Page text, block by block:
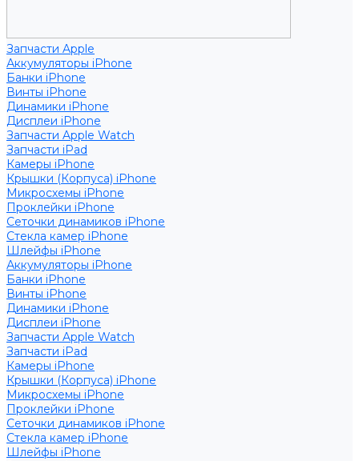
Запчасти Apple
Аккумуляторы iPhone
Банки iPhone
Винты iPhone
Динамики iPhone
Дисплеи iPhone
Запчасти Apple Watch
Запчасти iPad
Камеры iPhone
Крышки (Корпуса) iPhone
Микросхемы iPhone
Проклейки iPhone
Сеточки динамиков iPhone
Стекла камер iPhone
Шлейфы iPhone
Аккумуляторы iPhone
Банки iPhone
Винты iPhone
Динамики iPhone
Дисплеи iPhone
Запчасти Apple Watch
Запчасти iPad
Камеры iPhone
Крышки (Корпуса) iPhone
Микросхемы iPhone
Проклейки iPhone
Сеточки динамиков iPhone
Стекла камер iPhone
Шлейфы iPhone